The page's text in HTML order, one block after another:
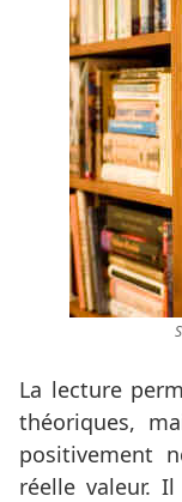
La lecture
théoriques,
positivement
réelle valeur.